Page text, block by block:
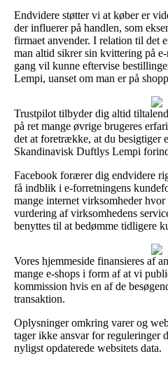
Endvidere støtter vi at køber er
der influerer på handlen, som
firmaet anvender. I relation til det
man altid sikrer sin kvittering på
gang vil kunne eftervise
Lempi, uanset om man er på
Trustpilot tilbyder dig altid
på ret mange øvrige brugeres
det at foretrække, at du besigtiger
Skandinavisk Duftlys Lempi
Facebook forærer dig endvidere
få indblik i e-forretningens
mange internet virksomheder
vurdering af virksomhedens
benyttes til at bedømme tidligere
Vores hjemmeside finansieres af
mange e-shops i form af at vi
kommission hvis en af de
transaktion.
Oplysninger omkring varer og
tager ikke ansvar for reguleringer
nyligst opdaterede websitets data.